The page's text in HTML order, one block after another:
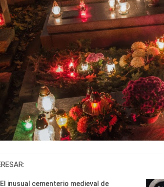
El inusual cementerio medieval de